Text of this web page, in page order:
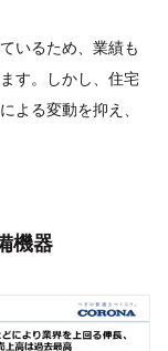
いるため、業績も
す。しかし、住宅
よる変動を抑え、
機器